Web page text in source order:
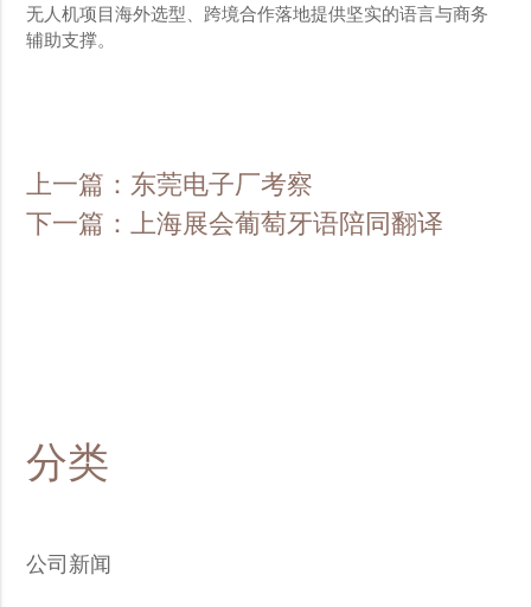
无人机项目海外选型、跨境合作落地提供坚实的语言与商务
辅助支撑。
上一篇：东莞电子厂考察
下一篇：上海展会葡萄牙语陪同翻译
分类
公司新闻